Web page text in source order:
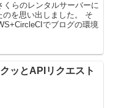
らのレンタルサーバーに
を思い出しました。 そ
でブログの環境
ッとAPIリクエスト